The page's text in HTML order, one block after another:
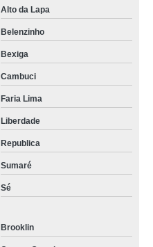
Alto da Lapa
Belenzinho
Bexiga
Cambuci
Faria Lima
Liberdade
Republica
Sumaré
Sé
Brooklin